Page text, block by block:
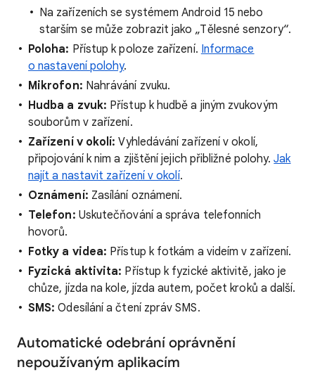
Na zařízeních se systémem Android 15 nebo
starším se může zobrazit jako „Tělesné senzory“.
Poloha: Přístup k poloze zařízení. Informace
o nastavení polohy.
Mikrofon: Nahrávání zvuku.
Hudba a zvuk: Přístup k hudbě a jiným zvukovým
souborům v zařízení.
Zařízení v okolí: Vyhledávání zařízení v okolí,
připojování k nim a zjištění jejich přibližné polohy.Jak
najít a nastavit zařízení v okolí.
Oznámení: Zasílání oznámení.
Telefon: Uskutečňování a správa telefonních
hovorů.
Fotky a videa: Přístup k fotkám a videím v zařízení.
Fyzická aktivita: Přístup k fyzické aktivitě, jako je
chůze, jízda na kole, jízda autem, počet kroků a další.
SMS: Odesílání a čtení zpráv SMS.
Automatické odebrání oprávnění
nepoužívaným aplikacím